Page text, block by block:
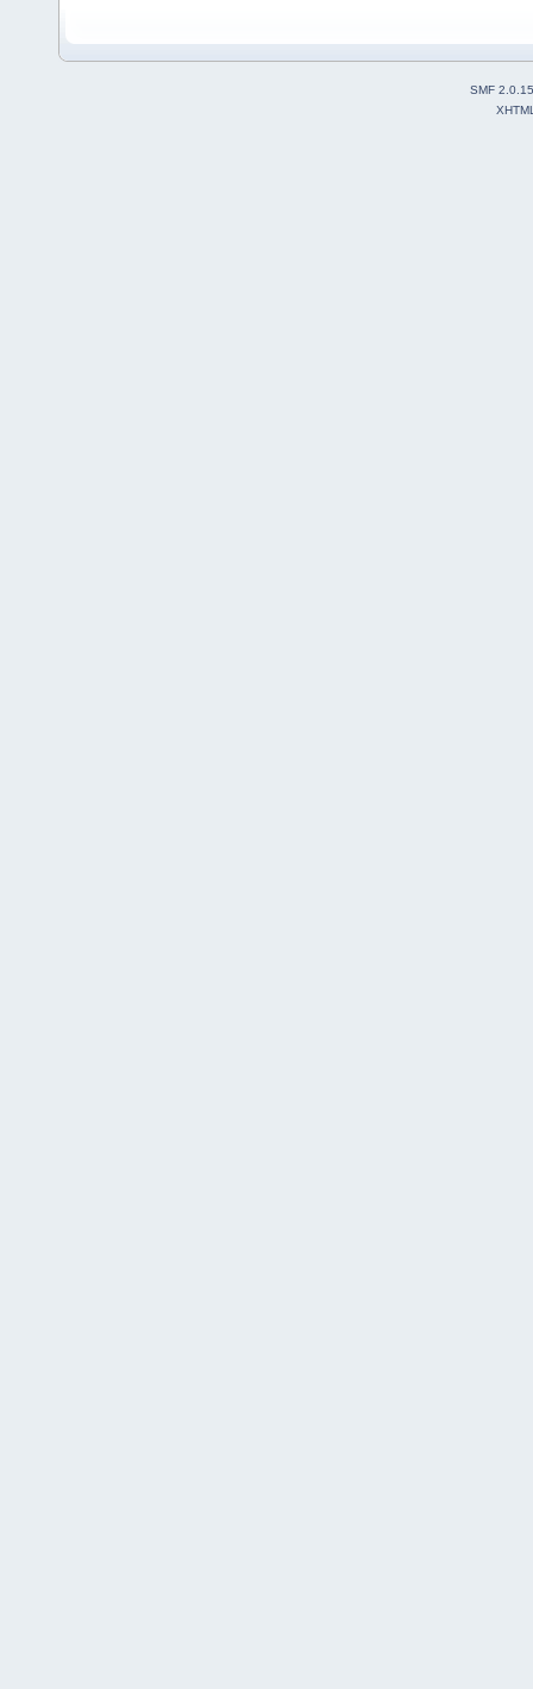
SMF 2.0.15